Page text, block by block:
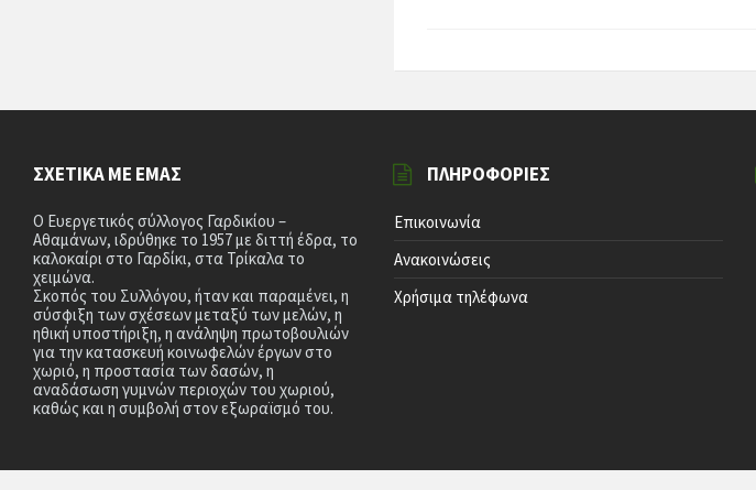
ΣΧΕΤΙΚΆ ΜΕ ΕΜΆΣ
Ο Ευεργετικός σύλλογος Γαρδικίου –
Αθαμάνων, ιδρύθηκε το 1957 με διττή έδρα, το
καλοκαίρι στο Γαρδίκι, στα Τρίκαλα το
χειμώνα.
Σκοπός του Συλλόγου, ήταν και παραμένει, η
σύσφιξη των σχέσεων μεταξύ των μελών, η
ηθική υποστήριξη, η ανάληψη πρωτοβουλιών
για την κατασκευή κοινωφελών έργων στο
χωριό, η προστασία των δασών, η
αναδάσωση γυμνών περιοχών του χωριού,
καθώς και η συμβολή στον εξωραϊσμό του.
ΠΛΗΡΟΦΟΡΊΕΣ
Επικοινωνία
Ανακοινώσεις
Χρήσιμα τηλέφωνα